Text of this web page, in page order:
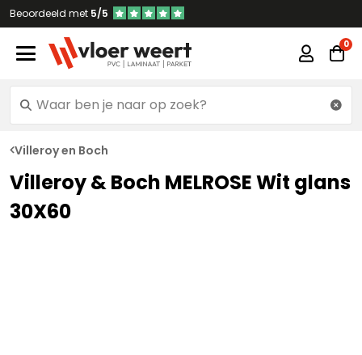
Beoordeeld met 5/5
Villeroy en Boch
Villeroy & Boch MELROSE Wit glans
30X60